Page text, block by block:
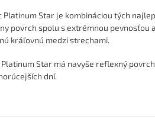
Platinum Star je kombináciou tých
povrch spolu s extrémnou
kráľovnú medzi strechami.
Star má navyše reflexný
dní.